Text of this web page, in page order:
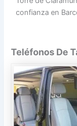
confianza en
Teléfonos De